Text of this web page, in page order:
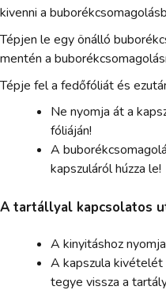
kivenni a
Tépjen le egy önálló
mentén a
Tépje fel a fedőfóliát és
Ne nyomja át a
fóliáján!
A
kapszuláról húzza le!
A tartállyal kapcsolatos
A kinyitáshoz
A kapszula
tegye vissza a